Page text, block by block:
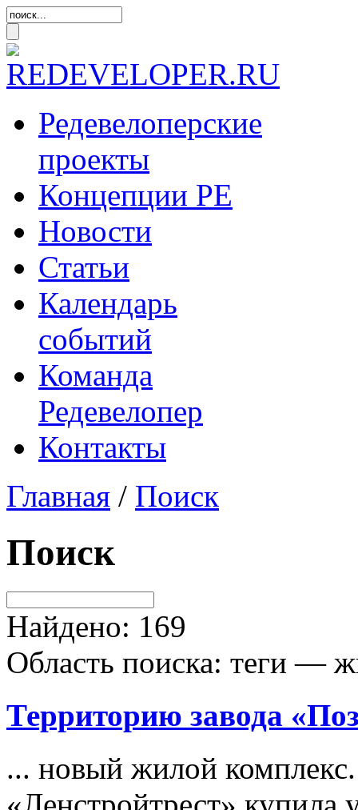
Редевелоперские
проекты
Концепции РЕ
Новости
Статьи
Календарь
событий
Команда
Редевелопер
Контакты
Главная / Поиск
Поиск
Найдено: 169
Область поиска: теги —
Территорию завода
... новый жилой